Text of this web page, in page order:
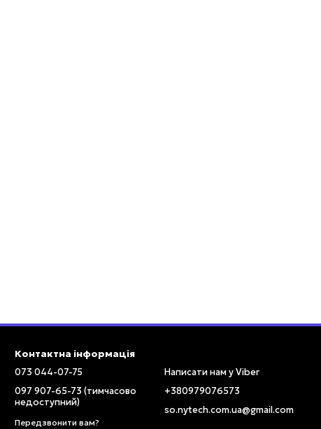
Контактна інформація
073 044-07-75
097 907-65-73 (тимчасово
недоступний)
Передзвонити вам?
Написати нам у Viber
+380979076573
so.nytech.com.ua@gmail.com